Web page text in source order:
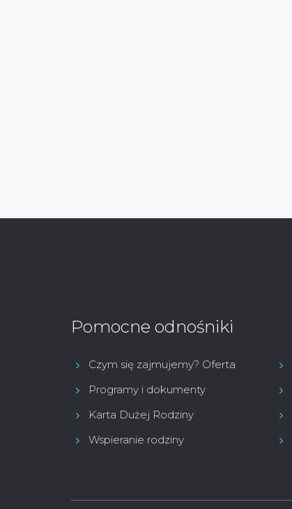
Pomocne odnośniki
Czym się zajmujemy? Oferta
Programy i dokumenty
Karta Dużej Rodziny
Wspieranie rodziny